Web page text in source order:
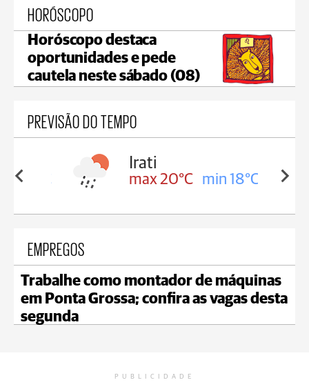
HORÓSCOPO
Horóscopo destaca
oportunidades e pede
cautela neste sábado (08)
PREVISÃO DO TEMPO
18°C
Irati
max 20°C min 18°C
EMPREGOS
Trabalhe como montador de máquinas
em Ponta Grossa; confira as vagas desta
segunda
PUBLICIDADE